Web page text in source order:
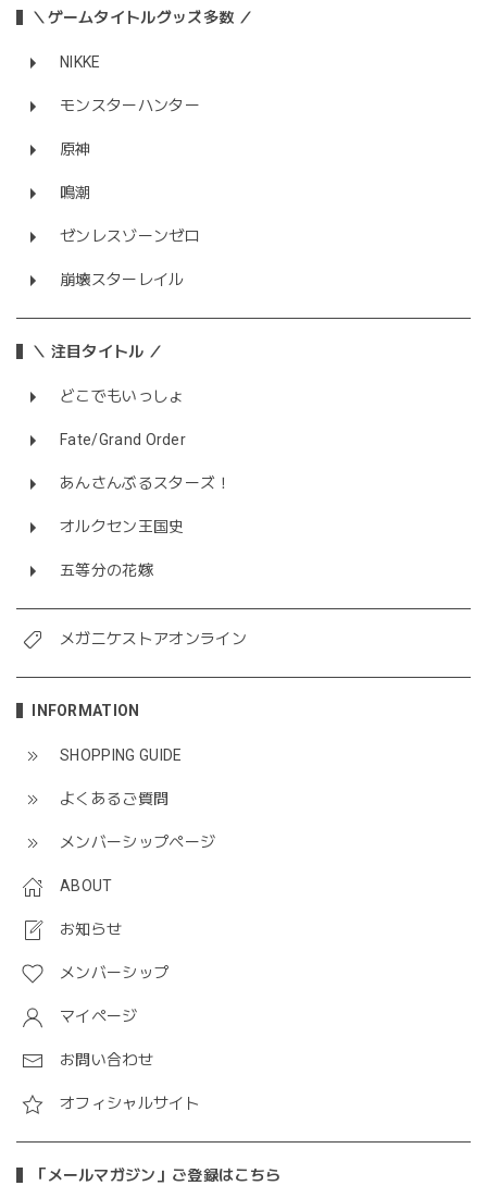
＼ゲームタイトルグッズ多数 ／
NIKKE
モンスターハンター
原神
鳴潮
ゼンレスゾーンゼロ
崩壊スターレイル
＼ 注目タイトル ／
どこでもいっしょ
Fate/Grand Order
あんさんぶるスターズ！
オルクセン王国史
五等分の花嫁
メガニケストアオンライン
INFORMATION
SHOPPING GUIDE
よくあるご質問
メンバーシップページ
ABOUT
お知らせ
メンバーシップ
マイページ
お問い合わせ
オフィシャルサイト
「メールマガジン」ご登録はこちら